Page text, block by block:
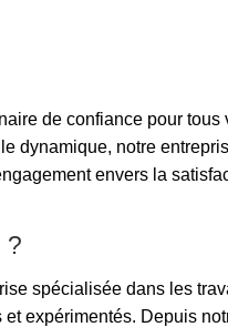
de confiance pour
dynamique, notre
envers la
?
spécialisée dans les
expérimentés. Depuis